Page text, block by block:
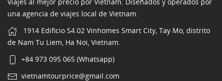
una agencia de viajes local de Vietnam.
1914 Edificio S4.02 Vinhomes Smart City, Tay Mo, distrito
de Nam Tu Liem, Ha Noi, Vietnam.
+84 973 095 065 (Whatsapp)
vietnamtourprice@gmail.com